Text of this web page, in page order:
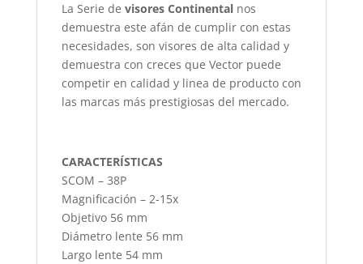
La Serie de visores Continentalnos
demuestra este afán de cumplir con estas
necesidades, son visores de alta calidad y
demuestra con creces que Vector puede
competir en calidad y linea de producto con
las marcas más prestigiosas del mercado.
CARACTERÍSTICAS
SCOM – 38P
Magnificación – 2-15x
Objetivo 56 mm
Diámetro lente 56 mm
Largo lente 54 mm